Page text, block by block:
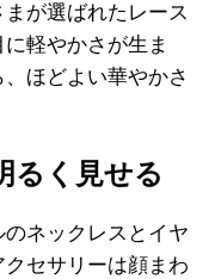
が選ばれたレース
軽やかさが生ま
ほどよい華やかさ
るく見せる
ネックレスとイヤ
セサリーは顔まわ